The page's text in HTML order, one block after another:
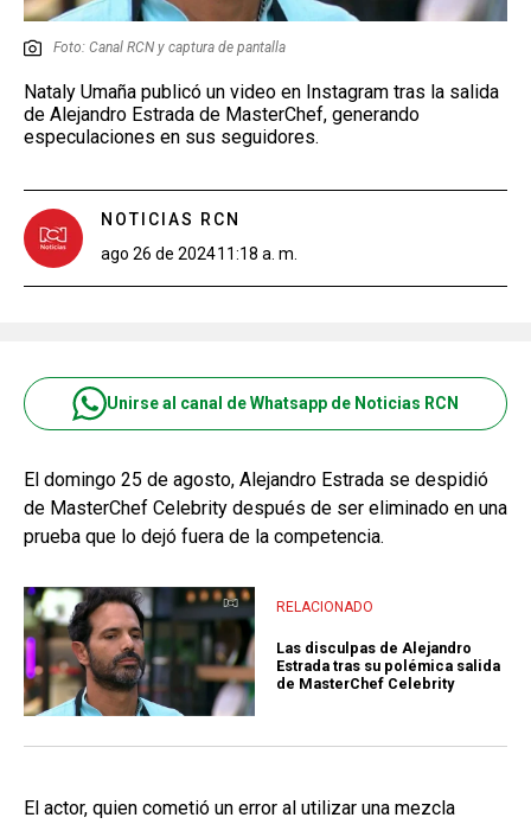
Foto: Canal RCN y captura de pantalla
Nataly Umaña publicó un video en Instagram tras la salida
de Alejandro Estrada de MasterChef, generando
especulaciones en sus seguidores.
NOTICIAS RCN
ago 26 de 202411:18 a. m.
Unirse al canal de Whatsapp de Noticias RCN
El domingo 25 de agosto, Alejandro Estrada se despidió
de MasterChef Celebrity después de ser eliminado en una
prueba que lo dejó fuera de la competencia.
RELACIONADO
Las disculpas de Alejandro
Estrada tras su polémica salida
de MasterChef Celebrity
El actor, quien cometió un error al utilizar una mezcla